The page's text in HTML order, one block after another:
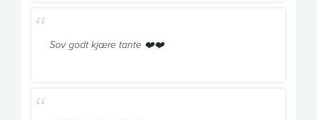
Sov godt kjære tante ❤️❤️